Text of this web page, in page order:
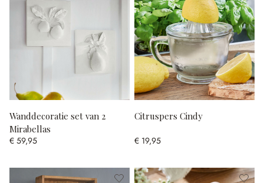
Wanddecoratie set van 2
Mirabellas
€ 59,95
Citruspers Cindy
€ 19,95